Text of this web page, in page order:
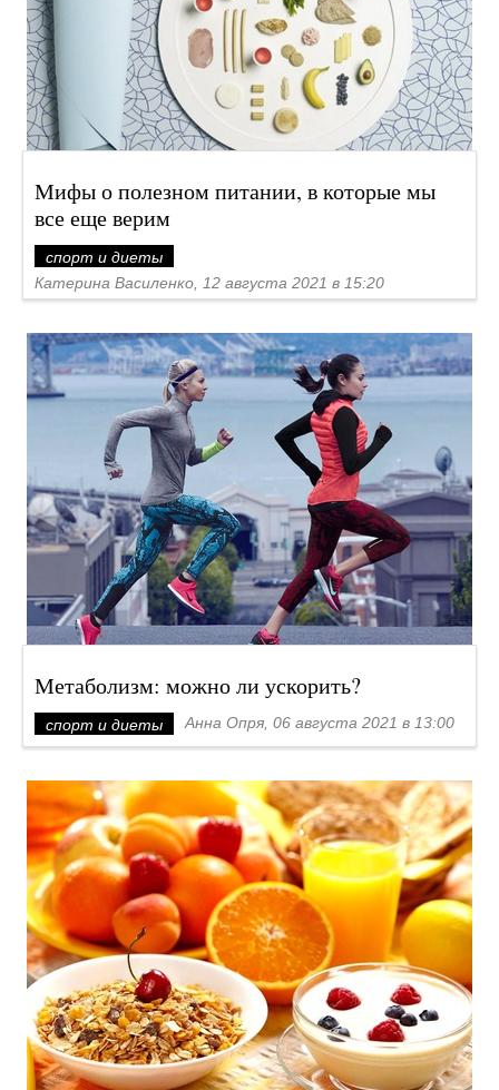
Мифы о полезном питании, в которые мы
все еще верим
спорт и диеты
Катерина Василенко, 12 августа 2021 в 15:20
Метаболизм: можно ли ускорить?
спорт и диеты Анна Опря, 06 августа 2021 в 13:00